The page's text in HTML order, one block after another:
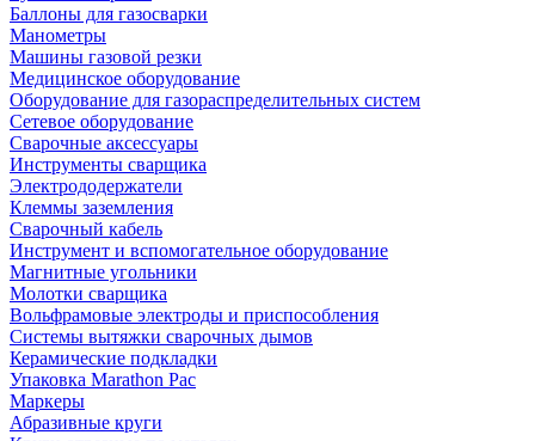
Баллоны для газосварки
Манометры
Машины газовой резки
Медицинское оборудование
Оборудование для газораспределительных систем
Сетевое оборудование
Сварочные аксессуары
Инструменты сварщика
Электрододержатели
Клеммы заземления
Сварочный кабель
Инструмент и вспомогательное оборудование
Магнитные угольники
Молотки сварщика
Вольфрамовые электроды и приспособления
Системы вытяжки сварочных дымов
Керамические подкладки
Упаковка Marathon Pac
Маркеры
Абразивные круги